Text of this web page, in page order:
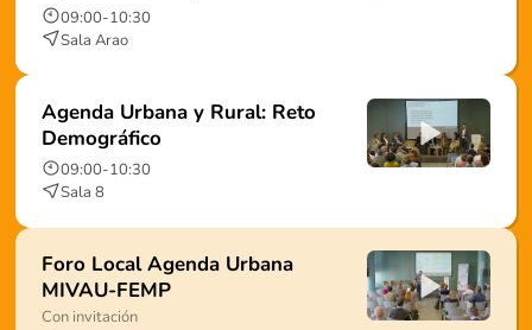
09:00-10:30
Sala Arao
Agenda Urbana y Rural: Reto
Demográfico
09:00-10:30
Sala 8
Foro Local Agenda Urbana
MIVAU-FEMP
Con invitación